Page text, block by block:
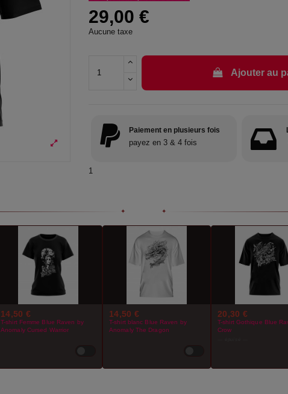
29,00 €
Aucune taxe
Ajouter au
Paiement en plusieurs fois
payez en 3 & 4 fois
1
✦ ✦
14,50 €
T-shirt Femme Blue Raven by
Anomaly Cursed Warrior
14,50 €
T-shirt blanc Blue Raven by
Anomaly The Dragon
20,30 €
T-shirt Gothique Blue
Crow